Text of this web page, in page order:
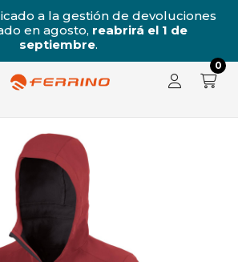
a la gestión de devoluciones
en agosto, reabrirá el 1 de
septiembre.
0